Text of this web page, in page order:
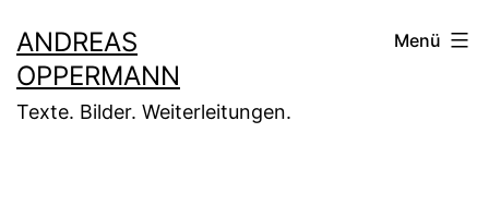
Inhalt
springen
ANDREAS
OPPERMANN
Texte. Bilder. Weiterleitungen.
Menü